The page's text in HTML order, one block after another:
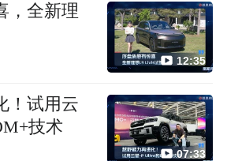
，全新理
12:35
！试用云
技术
07:33